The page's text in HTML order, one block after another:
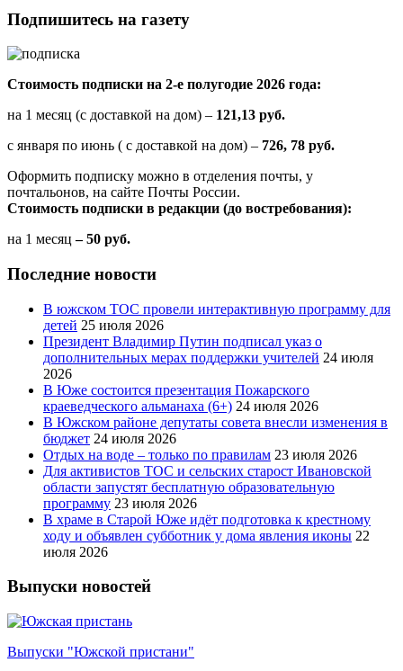
Подпишитесь на газету
Стоимость подписки на 2-е полугодие 2026 года:
на 1 месяц (с доставкой на дом) – 121,13 руб.
с января по июнь ( с доставкой на дом) – 726, 78 руб.
Оформить подписку можно в отделения почты, у
почтальонов, на сайте Почты России.
Стоимость подписки в редакции (до востребования):
на 1 месяц – 50 руб.
Последние новости
В южском ТОС провели интерактивную программу для
детей 25 июля 2026
Президент Владимир Путин подписал указ о
дополнительных мерах поддержки учителей 24 июля
2026
В Юже состоится презентация Пожарского
краеведческого альманаха (6+) 24 июля 2026
В Южском районе депутаты совета внесли изменения в
бюджет 24 июля 2026
Отдых на воде – только по правилам 23 июля 2026
Для активистов ТОС и сельских старост Ивановской
области запустят бесплатную образовательную
программу 23 июля 2026
В храме в Старой Юже идёт подготовка к крестному
ходу и объявлен субботник у дома явления иконы 22
июля 2026
Выпуски новостей
Выпуски "Южской пристани"